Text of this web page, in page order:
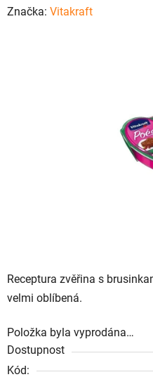
Receptura zvěřina s
velmi oblíbená.
Položka byla vyprodána…
Dostupnost
Kód:
hodnocení
Značka: Vitakraft